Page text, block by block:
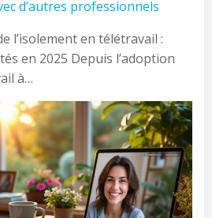
d’autres professionnels
l’isolement en télétravail :
en 2025 Depuis l’adoption
à…